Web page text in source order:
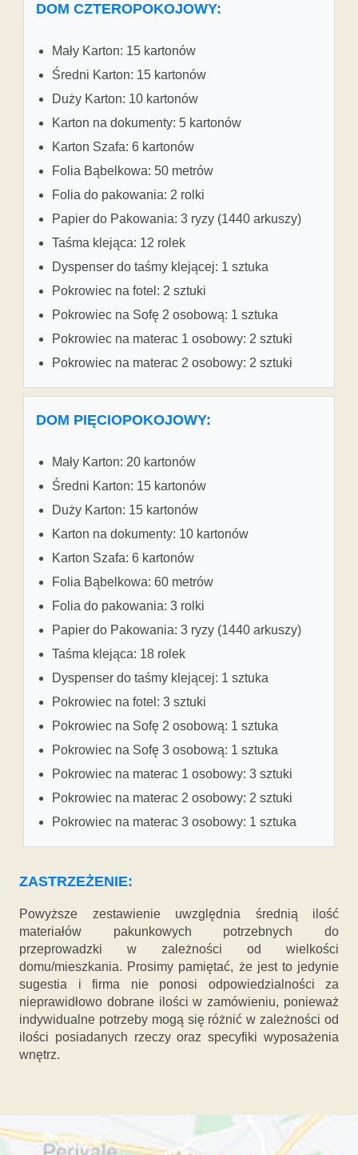
DOM CZTEROPOKOJOWY:
Mały Karton: 15 kartonów
Średni Karton: 15 kartonów
Duży Karton: 10 kartonów
Karton na dokumenty: 5 kartonów
Karton Szafa: 6 kartonów
Folia Bąbelkowa: 50 metrów
Folia do pakowania: 2 rolki
Papier do Pakowania: 3 ryzy (1440 arkuszy)
Taśma klejąca: 12 rolek
Dyspenser do taśmy klejącej: 1 sztuka
Pokrowiec na fotel: 2 sztuki
Pokrowiec na Sofę 2 osobową: 1 sztuka
Pokrowiec na materac 1 osobowy: 2 sztuki
Pokrowiec na materac 2 osobowy: 2 sztuki
DOM PIĘCIOPOKOJOWY:
Mały Karton: 20 kartonów
Średni Karton: 15 kartonów
Duży Karton: 15 kartonów
Karton na dokumenty: 10 kartonów
Karton Szafa: 6 kartonów
Folia Bąbelkowa: 60 metrów
Folia do pakowania: 3 rolki
Papier do Pakowania: 3 ryzy (1440 arkuszy)
Taśma klejąca: 18 rolek
Dyspenser do taśmy klejącej: 1 sztuka
Pokrowiec na fotel: 3 sztuki
Pokrowiec na Sofę 2 osobową: 1 sztuka
Pokrowiec na Sofę 3 osobową: 1 sztuka
Pokrowiec na materac 1 osobowy: 3 sztuki
Pokrowiec na materac 2 osobowy: 2 sztuki
Pokrowiec na materac 3 osobowy: 1 sztuka
ZASTRZEŻENIE:
Powyższe zestawienie uwzględnia średnią ilość
materiałów pakunkowych potrzebnych do
przeprowadzki w zależności od wielkości
domu/mieszkania. Prosimy pamiętać, że jest to jedynie
sugestia i firma nie ponosi odpowiedzialności za
nieprawidłowo dobrane ilości w zamówieniu, ponieważ
indywidualne potrzeby mogą się różnić w zależności od
ilości posiadanych rzeczy oraz specyfiki wyposażenia
wnętrz.